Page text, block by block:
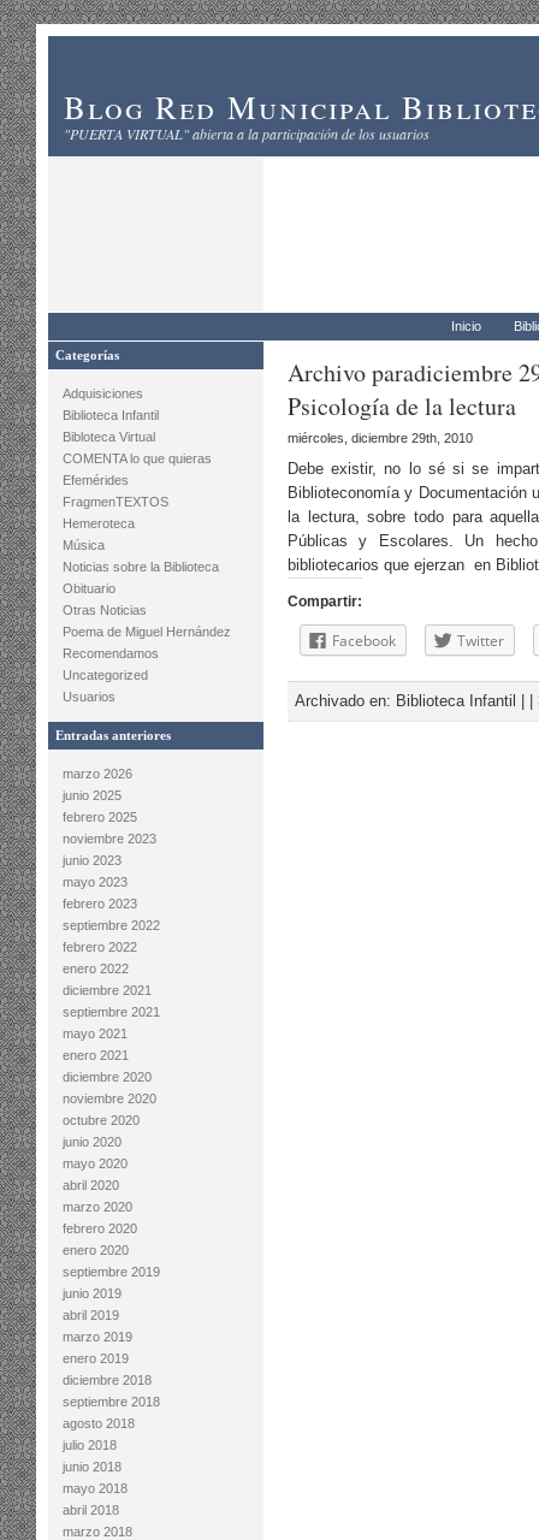
Blog Red Municipal
"PUERTA VIRTUAL" abierta a la participación de los usuarios
Inicio
Categorías
Adquisiciones
Biblioteca Infantil
Bibloteca Virtual
COMENTA lo que quieras
Efemérides
FragmenTEXTOS
Hemeroteca
Música
Noticias sobre la Biblioteca
Obituario
Otras Noticias
Poema de Miguel Hernández
Recomendamos
Uncategorized
Usuarios
Entradas anteriores
marzo 2026
junio 2025
febrero 2025
noviembre 2023
junio 2023
mayo 2023
febrero 2023
septiembre 2022
febrero 2022
enero 2022
diciembre 2021
septiembre 2021
mayo 2021
enero 2021
diciembre 2020
noviembre 2020
octubre 2020
junio 2020
mayo 2020
abril 2020
marzo 2020
febrero 2020
enero 2020
septiembre 2019
junio 2019
abril 2019
marzo 2019
enero 2019
diciembre 2018
septiembre 2018
agosto 2018
julio 2018
junio 2018
mayo 2018
abril 2018
marzo 2018
Archivo paradiciembre
Psicología de la lectura
miércoles, diciembre 29th, 2010
Debe existir, no lo sé si se
Biblioteconomía y Documentación
la lectura, sobre todo para
Públicas y Escolares. Un
bibliotecarios que ejerzan en
Compartir:
Facebook Twitter
Archivado en: Biblioteca Infantil